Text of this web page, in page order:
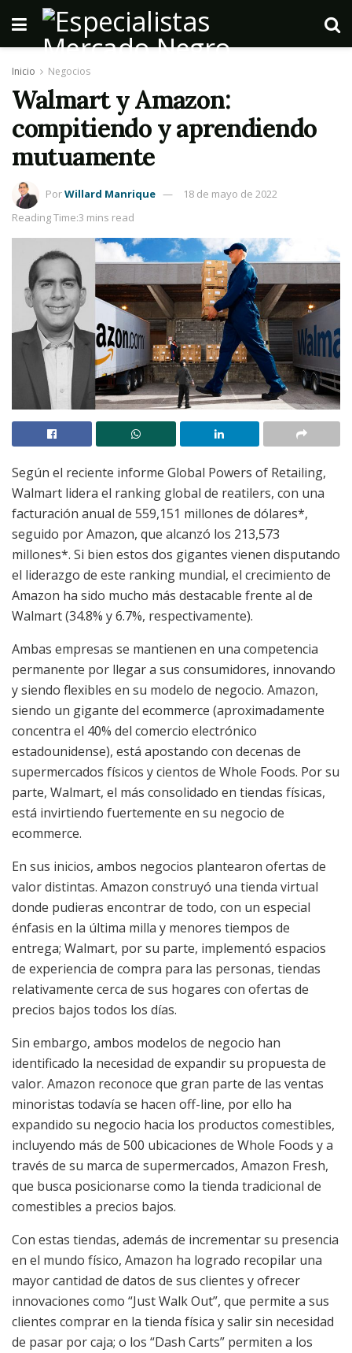
Inicio Negocios
Walmart y Amazon:
compitiendo y aprendiendo
mutuamente
PorWillard Manrique
18 de mayo de 2022
Reading Time:3 mins read
Según el reciente informe Global Powers of Retailing,
Walmart lidera el ranking global de reatilers, con una
facturación anual de 559,151 millones de dólares*,
seguido por Amazon, que alcanzó los 213,573
millones*. Si bien estos dos gigantes vienen disputando
el liderazgo de este ranking mundial, el crecimiento de
Amazon ha sido mucho más destacable frente al de
Walmart (34.8% y 6.7%, respectivamente).
Ambas empresas se mantienen en una competencia
permanente por llegar a sus consumidores, innovando
y siendo flexibles en su modelo de negocio. Amazon,
siendo un gigante del ecommerce (aproximadamente
concentra el 40% del comercio electrónico
estadounidense), está apostando con decenas de
supermercados físicos y cientos de Whole Foods. Por su
parte, Walmart, el más consolidado en tiendas físicas,
está invirtiendo fuertemente en su negocio de
ecommerce.
En sus inicios, ambos negocios plantearon ofertas de
valor distintas. Amazon construyó una tienda virtual
donde pudieras encontrar de todo, con un especial
énfasis en la última milla y menores tiempos de
entrega; Walmart, por su parte, implementó espacios
de experiencia de compra para las personas, tiendas
relativamente cerca de sus hogares con ofertas de
precios bajos todos los días.
Sin embargo, ambos modelos de negocio han
identificado la necesidad de expandir su propuesta de
valor. Amazon reconoce que gran parte de las ventas
minoristas todavía se hacen off-line, por ello ha
expandido su negocio hacia los productos comestibles,
incluyendo más de 500 ubicaciones de Whole Foods y a
través de su marca de supermercados, Amazon Fresh,
que busca posicionarse como la tienda tradicional de
comestibles a precios bajos.
Con estas tiendas, además de incrementar su presencia
en el mundo físico, Amazon ha logrado recopilar una
mayor cantidad de datos de sus clientes y ofrecer
innovaciones como “Just Walk Out”, que permite a sus
clientes comprar en la tienda física y salir sin necesidad
de pasar por caja; o los “Dash Carts” permiten a los